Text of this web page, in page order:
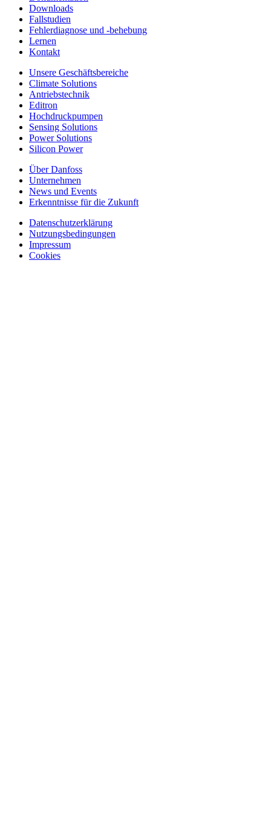
Downloads
Fallstudien
Fehlerdiagnose und -behebung
Lernen
Kontakt
Unsere Geschäftsbereiche
Climate Solutions
Antriebstechnik
Editron
Hochdruckpumpen
Sensing Solutions
Power Solutions
Silicon Power
Über Danfoss
Unternehmen
News und Events
Erkenntnisse für die Zukunft
Datenschutzerklärung
Nutzungsbedingungen
Impressum
Cookies